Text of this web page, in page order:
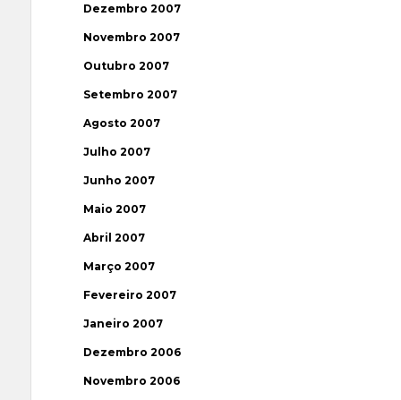
Dezembro 2007
Novembro 2007
Outubro 2007
Setembro 2007
Agosto 2007
Julho 2007
Junho 2007
Maio 2007
Abril 2007
Março 2007
Fevereiro 2007
Janeiro 2007
Dezembro 2006
Novembro 2006